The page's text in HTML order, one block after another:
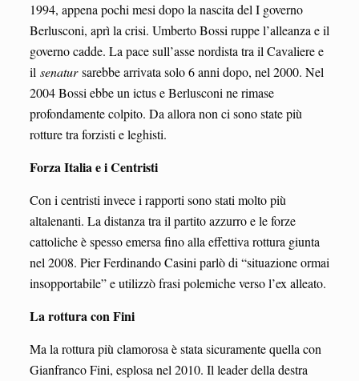
1994, appena pochi mesi dopo la nascita del I governo
Berlusconi, aprì la crisi. Umberto Bossi ruppe l’alleanza e il
governo cadde. La pace sull’asse nordista tra il Cavaliere e
il senatursarebbe arrivata solo 6 anni dopo, nel 2000. Nel
2004 Bossi ebbe un ictus e Berlusconi ne rimase
profondamente colpito. Da allora non ci sono state più
rotture tra forzisti e leghisti.
Forza Italia e i Centristi
Con i centristi invece i rapporti sono stati molto più
altalenanti. La distanza tra il partito azzurro e le forze
cattoliche è spesso emersa fino alla effettiva rottura giunta
nel 2008. Pier Ferdinando Casini parlò di “situazione ormai
insopportabile” e utilizzò frasi polemiche verso l’ex alleato.
La rottura con Fini
Ma la rottura più clamorosa è stata sicuramente quella con
Gianfranco Fini, esplosa nel 2010. Il leader della destra